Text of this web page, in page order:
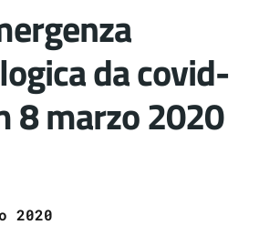
da covid-
8 marzo 2020
2020